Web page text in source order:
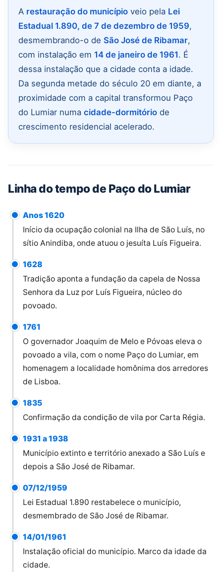
A restauração do município veio pela Lei
Estadual 1.890, de 7 de dezembro de 1959,
desmembrando-o de São José de Ribamar,
com instalação em 14 de janeiro de 1961. É
dessa instalação que a cidade conta a idade.
Da segunda metade do século 20 em diante, a
proximidade com a capital transformou Paço
do Lumiar numa cidade-dormitório de
crescimento residencial acelerado.
Linha do tempo de Paço do Lumiar
Anos 1620
Início da ocupação colonial na Ilha de São Luís, no
sítio Anindiba, onde atuou o jesuíta Luís Figueira.
1628
Tradição aponta a fundação da capela de Nossa
Senhora da Luz por Luís Figueira, núcleo do
povoado.
1761
O governador Joaquim de Melo e Póvoas eleva o
povoado a vila, com o nome Paço do Lumiar, em
homenagem a localidade homônima dos arredores
de Lisboa.
1835
Confirmação da condição de vila por Carta Régia.
1931 a 1938
Município extinto e território anexado a São Luís e
depois a São José de Ribamar.
07/12/1959
Lei Estadual 1.890 restabelece o município,
desmembrado de São José de Ribamar.
14/01/1961
Instalação oficial do município. Marco da idade da
cidade.